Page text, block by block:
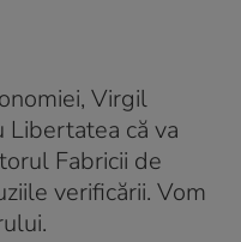
Virgil
Libertatea că va
Fabricii de
verificării. Vom